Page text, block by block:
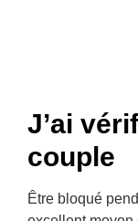
J’ai
couple
Être bloqué